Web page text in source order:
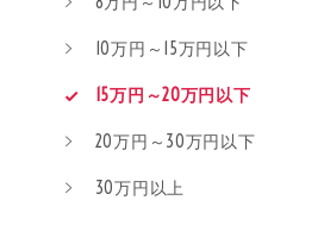
10万円～15万円以下
15万円～20万円以下
20万円～30万円以下
30万円以上